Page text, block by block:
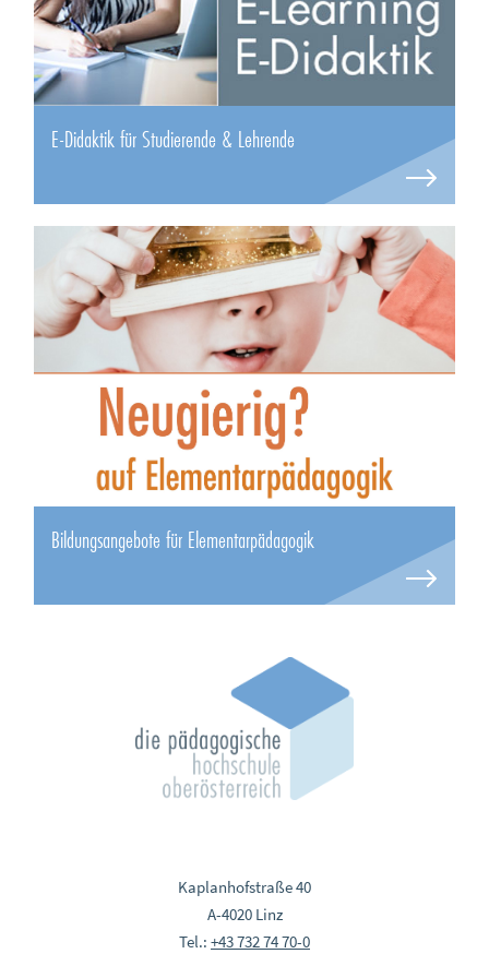
E-Didaktik für Studierende & Lehrende
Bildungsangebote für Elementarpädagogik
Kaplanhofstraße 40
A-4020 Linz
Tel.: +43 732 74 70-0